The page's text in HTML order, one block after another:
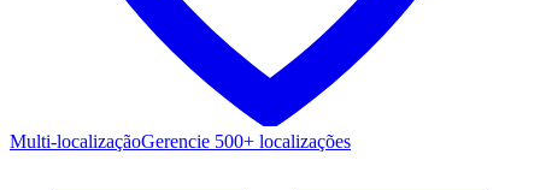
Multi-localizaçãoGerencie 500+ localizações